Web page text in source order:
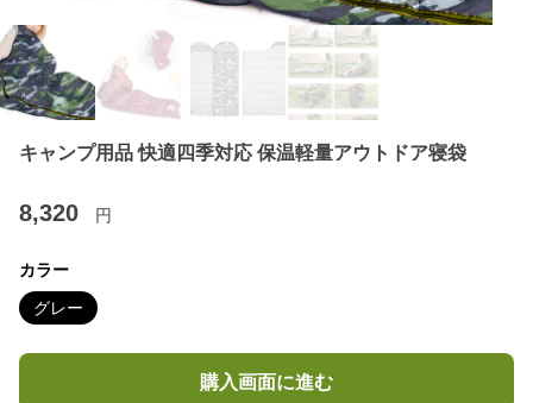
キャンプ用品 快適四季対応 保温軽量アウトドア寝袋
8,320 円
カラー
グレー
購入画面に進む